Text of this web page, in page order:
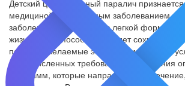
Детский церебральный паралич
медициной неизлечимым заболеванием.
заболевание находится в легкой форме,
жизни трудоспособность будет сохраняться.
получить желаемые эффекты можно при
многочисленных требований применения
программ, которые направлены на